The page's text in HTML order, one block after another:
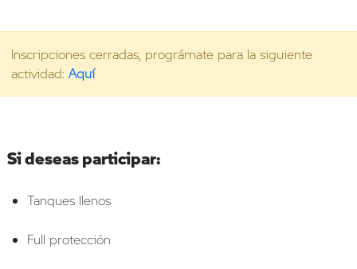
Inscripciones cerradas, prográmate para la siguiente
actividad: Aquí
Si deseas participar:
Tanques llenos
Full protección